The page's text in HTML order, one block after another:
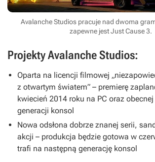
Avalanche Studios pracuje nad dwoma
zapewne jest Just Cause 3.
Projekty Avalanche Studios:
Oparta na licencji filmowej
z otwartym światem” – premierę
kwiecień 2014 roku na PC oraz obecnej
generacji konsol
Nowa odsłona dobrze znanej serii,
akcji – produkcja będzie gotowa w
trafi na następną generację konsol